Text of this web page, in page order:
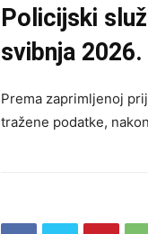
Policijski
svibnja
Prema zaprimljenoj
tražene podatke,